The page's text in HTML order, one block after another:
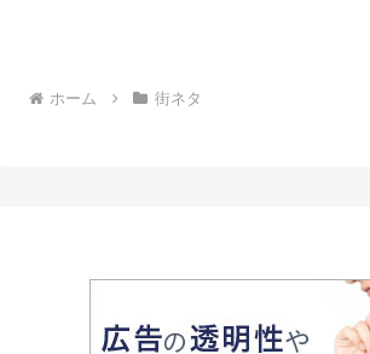
ホーム 街ネタ